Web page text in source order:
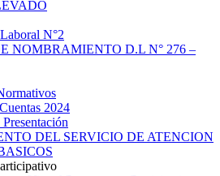
N°2
NOMBRAMIENTO D.L N° 276 –
2024
DEL SERVICIO DE ATENCION